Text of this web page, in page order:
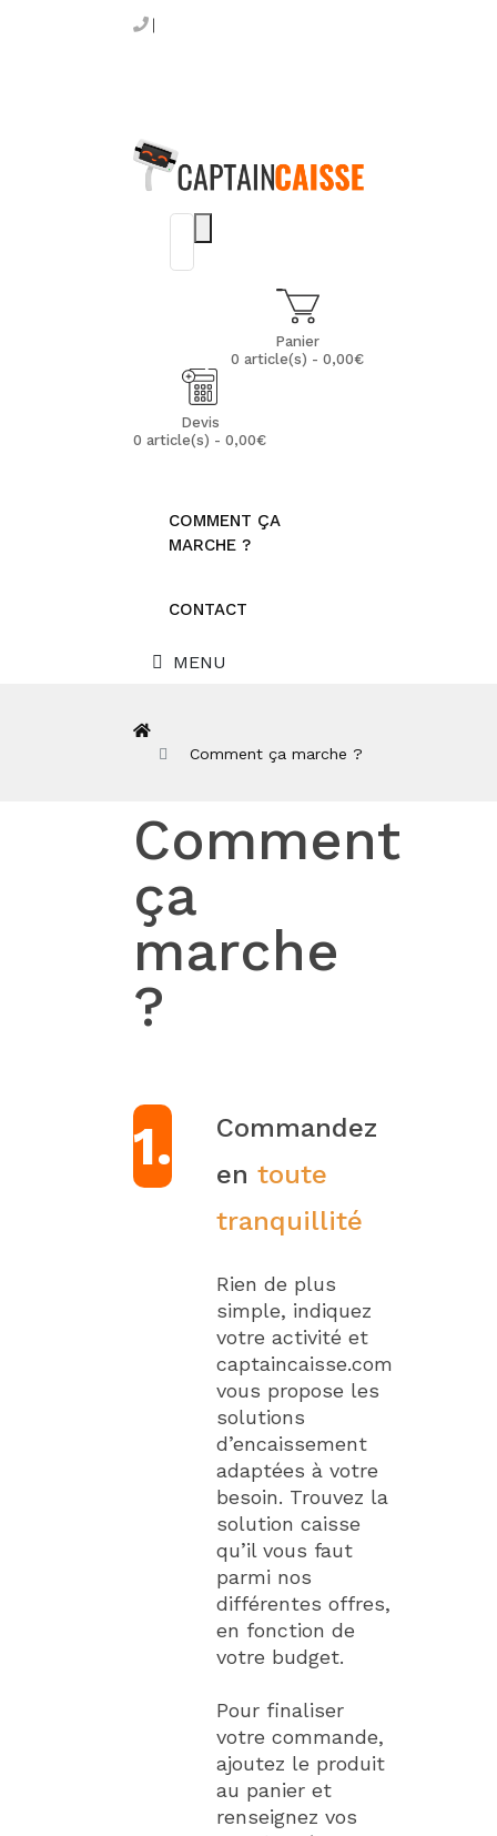
Panier
0 article(s) - 0,00€
Devis
0 article(s) - 0,00€
COMMENT ÇA
MARCHE ?
CONTACT
MENU
Comment ça marche ?
Comment
ça
marche
?
1.
Commandez
en toute
tranquillité
Rien de plus
simple, indiquez
votre activité et
captaincaisse.com
vous propose les
solutions
d’encaissement
adaptées à votre
besoin. Trouvez la
solution caisse
qu’il vous faut
parmi nos
différentes offres,
en fonction de
votre budget.
Pour finaliser
votre commande,
ajoutez le produit
au panier et
renseignez vos